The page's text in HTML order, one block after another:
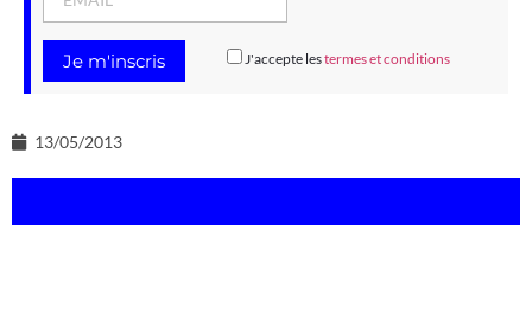
J'accepte lestermes et conditions
13/05/2013